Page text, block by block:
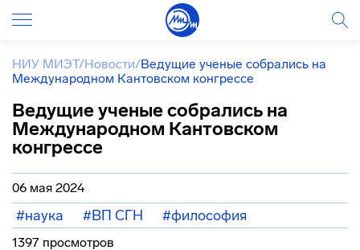
НИУ МИЭТ/Новости/Ведущие ученые собрались на
Международном Кантовском конгрессе
Ведущие ученые собрались на
Международном Кантовском
конгрессе
06 мая 2024
#наука #ВП СГН #философия
1397 просмотров